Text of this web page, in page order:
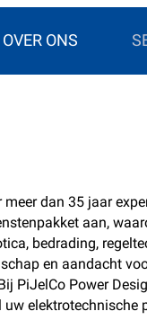
OVER ONS
dan 35 jaar
aan,
bedrading,
en aandacht
PiJelCo Power
elektrotechnische